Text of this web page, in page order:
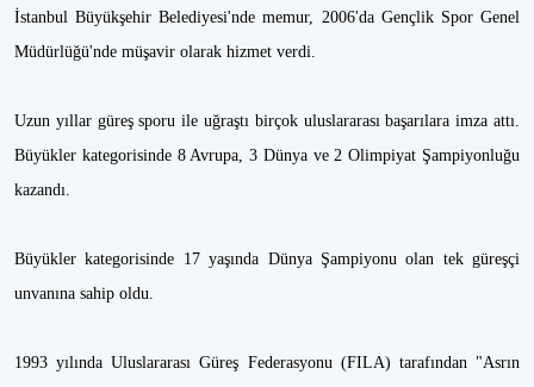
İstanbul Büyükşehir Belediyesi'nde memur, 2006'da Gençlik Spor Genel
Müdürlüğü'nde müşavir olarak hizmet verdi.
Uzun yıllar güreş sporu ile uğraştı birçok uluslararası başarılara imza attı.
Büyükler kategorisinde 8 Avrupa, 3 Dünya ve 2 Olimpiyat Şampiyonluğu
kazandı.
Büyükler kategorisinde 17 yaşında Dünya Şampiyonu olan tek güreşçi
unvanına sahip oldu.
1993 yılında Uluslararası Güreş Federasyonu (FILA) tarafından "Asrın